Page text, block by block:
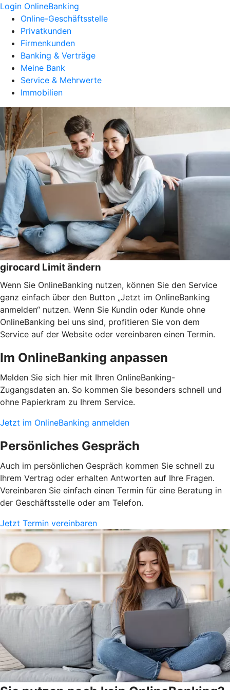
Login OnlineBanking
Online-Geschäftsstelle
Privatkunden
Firmenkunden
Banking & Verträge
Meine Bank
Service & Mehrwerte
Immobilien
girocard Limit ändern
Wenn Sie OnlineBanking nutzen, können Sie den Service
ganz einfach über den Button „Jetzt im OnlineBanking
anmelden“ nutzen. Wenn Sie Kundin oder Kunde ohne
OnlineBanking bei uns sind, profitieren Sie von dem
Service auf der Website oder vereinbaren einen Termin.
Im OnlineBanking anpassen
Melden Sie sich hier mit Ihren OnlineBanking-
Zugangsdaten an. So kommen Sie besonders schnell und
ohne Papierkram zu Ihrem Service.
Jetzt im OnlineBanking anmelden
Persönliches Gespräch
Auch im persönlichen Gespräch kommen Sie schnell zu
Ihrem Vertrag oder erhalten Antworten auf Ihre Fragen.
Vereinbaren Sie einfach einen Termin für eine Beratung in
der Geschäftsstelle oder am Telefon.
Jetzt Termin vereinbaren